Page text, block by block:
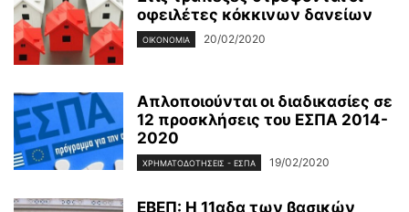
οφειλέτες κόκκινων δανείων
ΟΙΚΟΝΟΜΊΑ 20/02/2020
Απλοποιούνται οι διαδικασίες σε
12 προσκλήσεις του ΕΣΠΑ 2014-
2020
ΧΡΗΜΑΤΟΔΟΤΉΣΕΙΣ - ΕΣΠΑ 19/02/2020
ΕΒΕΠ: Η 11αδα των βασικών